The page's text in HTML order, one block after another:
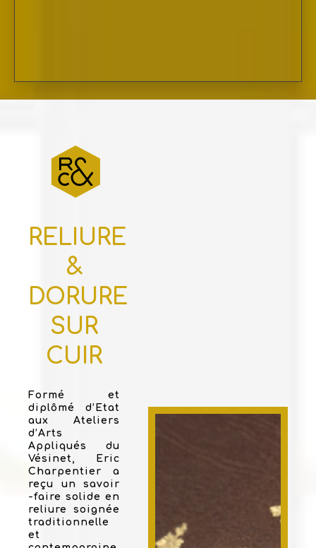
RELIURE
&
DORURE
SUR
CUIR
Formé et
diplômé d’Etat
aux Ateliers
d’Arts
Appliqués du
Vésinet, Eric
Charpentier a
reçu un savoir
-faire solide en
reliure soignée
traditionnelle
et